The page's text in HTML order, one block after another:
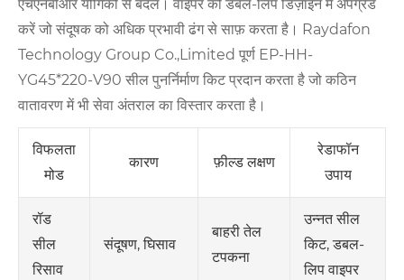
एचएनबीआर यौगिकों से बदलें। वाइपर को डबल-लिप डिज़ाइन में अपग्रेड
करें जो संदूषक को अधिक प्रभावी ढंग से साफ़ करता है। Raydafon
Technology Group Co.,Limited पूर्ण EP-HH-
YG45*220-V90 सील पुनर्निर्माण किट प्रदान करता है जो कठिन
वातावरण में भी सेवा अंतराल का विस्तार करता है।
विफलता
मोड
कारण फ़ील्ड लक्षण
रेडाफॉन
उपाय
रॉड
सील
रिसाव
संदूषण, घिसाव
बाहरी तेल
टपकना
उन्नत सील
किट, डबल-
लिप वाइपर